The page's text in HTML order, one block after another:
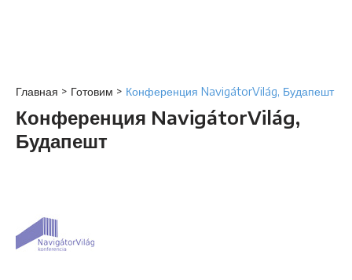
Главная > Готовим > Конференция NavigátorVilág, Будапешт
Конференция NavigátorVilág,
Будапешт